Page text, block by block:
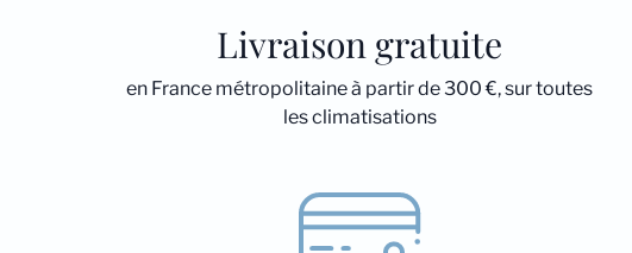
Livraison gratuite
en France métropolitaine à partir de 300 €, sur toutes
les climatisations